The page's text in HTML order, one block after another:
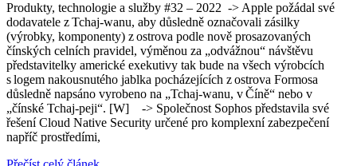
Produkty, technologie a služby #32 – 2022 -> Apple požádal své
dodavatele z Tchaj-wanu, aby důsledně označovali zásilky
(výrobky, komponenty) z ostrova podle nově prosazovaných
čínských celních pravidel, výměnou za „odvážnou“ návštěvu
představitelky americké exekutivy tak bude na všech výrobcích
s logem nakousnutého jablka pocházejících z ostrova Formosa
důsledně napsáno vyrobeno na „Tchaj-wanu, v Číně“ nebo v
„čínské Tchaj-peji“. [W] -> Společnost Sophos představila své
řešení Cloud Native Security určené pro komplexní zabezpečení
napříč prostředími,